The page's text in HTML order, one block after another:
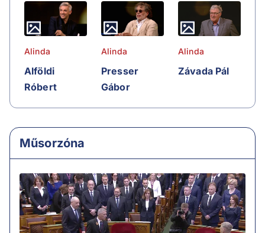
Alinda
Alföldi
Róbert
Alinda
Presser
Gábor
Alinda
Závada Pál
Műsorzóna